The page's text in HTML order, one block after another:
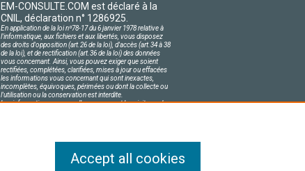
EM-CONSULTE.COM est déclaré à la
CNIL, déclaration n° 1286925.
En application de la loi nº78-17 du 6 janvier 1978 relative à
l'informatique, aux fichiers et aux libertés, vous disposez
des droits d'opposition (art.26 de la loi), d'accès (art.34 à 38
de la loi), et de rectification (art.36 de la loi) des données
vous concernant. Ainsi, vous pouvez exiger que soient
rectifiées, complétées, clarifiées, mises à jour ou effacées
les informations vous concernant qui sont inexactes,
incomplètes, équivoques, périmées ou dont la collecte ou
l'utilisation ou la conservation est interdite.
Les informations personnelles concernant les visiteurs de
Accept all cookies